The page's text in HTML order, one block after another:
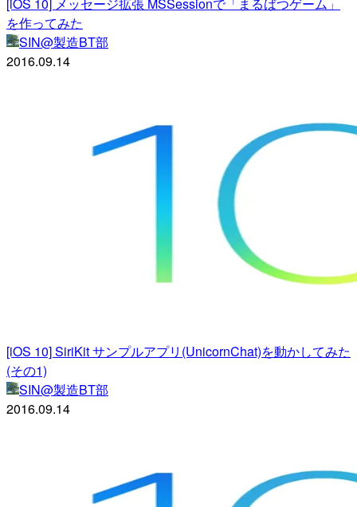
を作ってみた
SIN@製造BT部
2016.09.14
[iOS 10] SiriKit サンプルアプリ(UnicornChat)を動かしてみた
(その1)
SIN@製造BT部
2016.09.14